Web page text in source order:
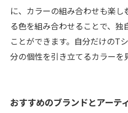
に、カラーの組み合わせも楽し
る色を組み合わせることで、独
ことができます。自分だけのT
分の個性を引き立てるカラーを
おすすめのブランドとアーテ